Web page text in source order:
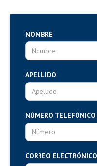
NOMBRE
APELLIDO
NÚMERO TELEFÓNICO
CORREO ELECTRÓNICO